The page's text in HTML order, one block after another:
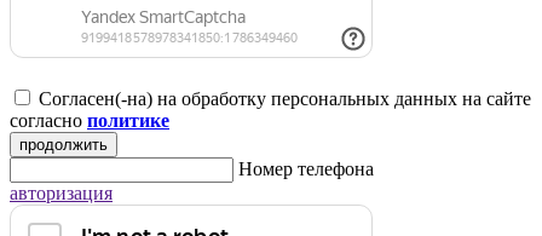
Согласен(-на) на обработку персональных данных на сайте
согласно политике
продолжить
Номер телефона
авторизация